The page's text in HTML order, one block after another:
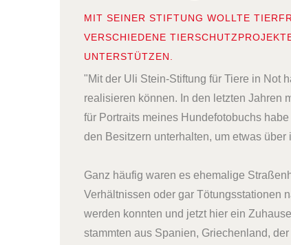
MIT SEINER STIFTUNG WOLLTE
VERSCHIEDENE
UNTERSTÜTZEN.
"Mit der Uli Stein-Stiftung für Tiere in Not
realisieren können. In den letzten Jahren
für Portraits meines Hundefotobuchs
den Besitzern unterhalten, um etwas über
Ganz häufig waren es ehemalige
Verhältnissen oder gar Tötungsstationen
werden konnten und jetzt hier ein
stammten aus Spanien, Griechenland,